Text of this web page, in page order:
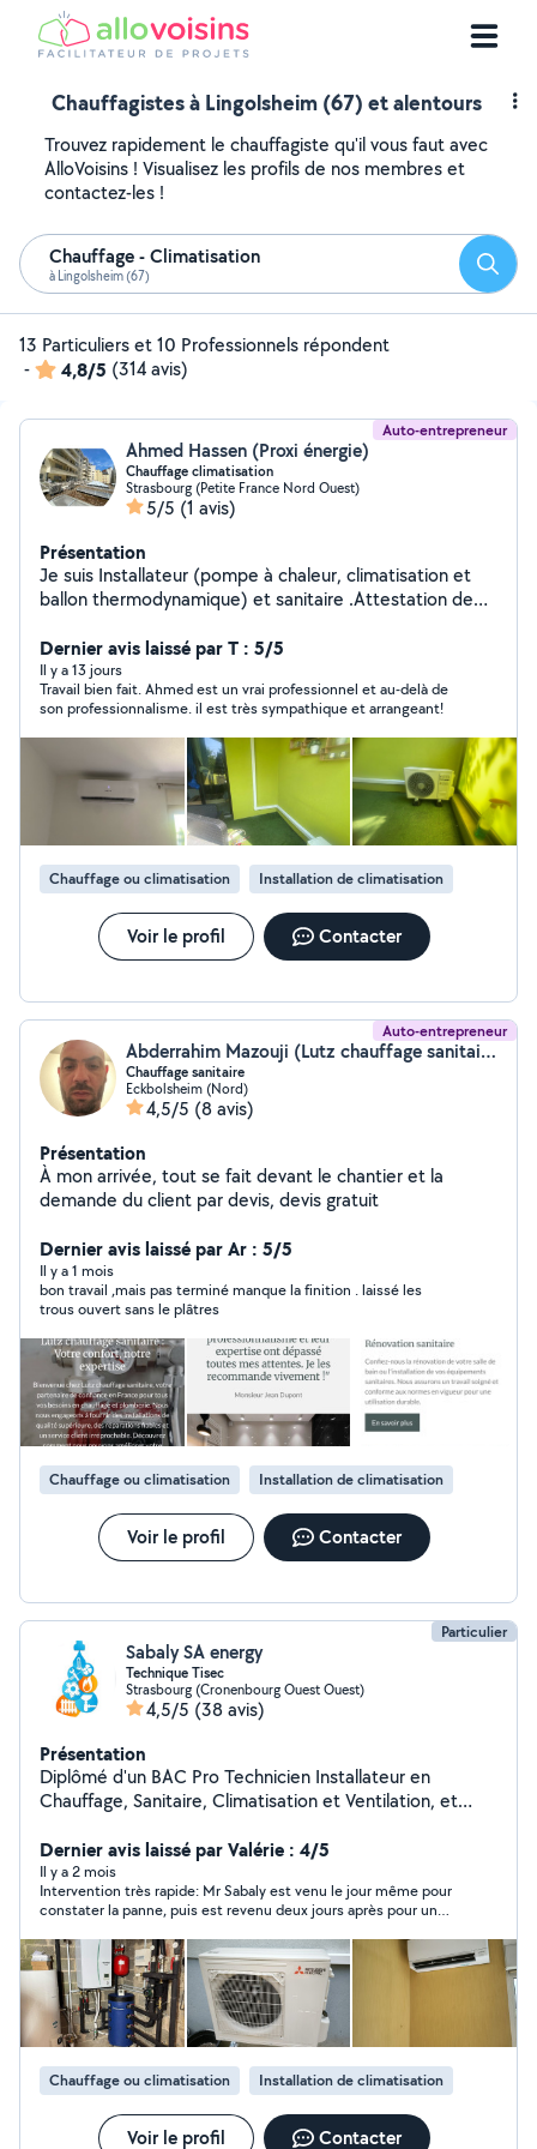
Chauffagistes à Lingolsheim (67) et alentours
Trouvez rapidement le chauffagiste qu'il vous faut avec
AlloVoisins ! Visualisez les profils de nos membres et
contactez-les !
Chauffage - Climatisation
à Lingolsheim (67)
13 Particuliers et 10 Professionnels répondent
-
4,8/5 (314 avis)
Auto-entrepreneur
Ahmed Hassen (Proxi énergie)
Chauffage climatisation
Strasbourg (Petite France Nord Ouest)
5/5 (1 avis)
Présentation
Je suis Installateur (pompe à chaleur, climatisation et
ballon thermodynamique) et sanitaire .Attestation de
Dernier avis laissé par T : 5/5
Il y a 13 jours
Travail bien fait. Ahmed est un vrai professionnel et au-delà de
son professionnalisme. il est très sympathique et arrangeant!
Chauffage ou climatisation Installation de climatisation
Voir le profil Contacter
Auto-entrepreneur
Abderrahim Mazouji (Lutz chauffage sanitaire)
Chauffage sanitaire
Eckbolsheim (Nord)
4,5/5 (8 avis)
Présentation
À mon arrivée, tout se fait devant le chantier et la
demande du client par devis, devis gratuit
Dernier avis laissé par Ar : 5/5
Il y a 1 mois
bon travail ,mais pas terminé manque la finition . laissé les
trous ouvert sans le plâtres
Chauffage ou climatisation Installation de climatisation
Voir le profil Contacter
Particulier
Sabaly SA energy
Technique Tisec
Strasbourg (Cronenbourg Ouest Ouest)
4,5/5 (38 avis)
Présentation
Diplômé d'un BAC Pro Technicien Installateur en
Chauffage, Sanitaire, Climatisation et Ventilation, et
domaine. Reconnu pour mon sérieux, ma rigueur et mon
travail honnête , je m'engage à fournir des prestations
de qualité, en respectant les normes et les délais. Ma
polyvalence et mon expertise me permettent de
m'adapter à divers projets, tout en garantissant un
travail soigné et professionnel.
Dernier avis laissé par Valérie : 4/5
Il y a 2 mois
Intervention très rapide: Mr Sabaly est venu le jour même pour
constater la panne, puis est revenu deux jours après pour un
climatisation ancienne, mais on a clairement gagné en
performance après son passage. Mr Sabaly est fiable,
sympathique, à l’écoute et professionnel. Nous referons appel à
lui si besoin !
Chauffage ou climatisation Installation de climatisation
Voir le profil Contacter